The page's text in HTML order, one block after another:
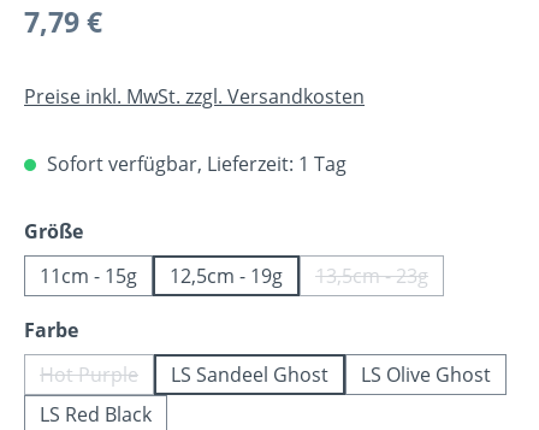
Regulärer Preis:
7,79 €
Preise inkl. MwSt. zzgl. Versandkosten
Sofort verfügbar, Lieferzeit: 1 Tag
Größeauswählen
11cm - 15g
12,5cm - 19g 13,5cm - 23g(Diese Option ist
Farbeauswählen
Hot Purple(Diese Option ist zurzeit nicht verfügbar.)
LS Sandeel Ghost
LS Olive Ghost
LS Red Black